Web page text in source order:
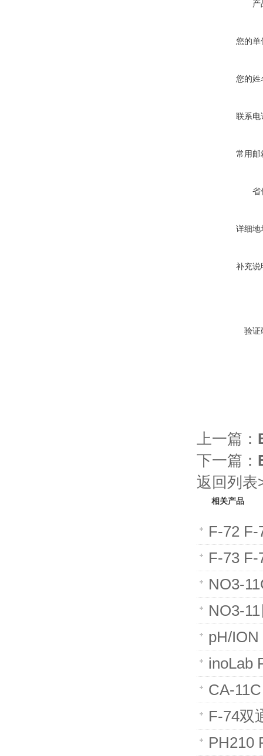
产
您的单
您的姓
联系电
常用邮
省
详细地
补充说
验证
上一篇：
下一篇：
返回列表
相关产品
F-72
F-73
NO3-
NO3-
pH/
inoLab
CA-
F-74双
PH210